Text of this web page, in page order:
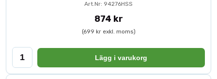
Art.Nr: 94276HSS
874 kr
(699 kr exkl. moms)
Lägg i varukorg